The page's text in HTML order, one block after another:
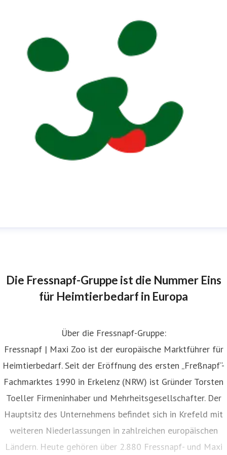
vorgesehen. presse@fressnapf.com
Die Fressnapf-Gruppe ist die Nummer Eins
für Heimtierbedarf in Europa
Über die Fressnapf-Gruppe:
Fressnapf | Maxi Zoo ist der europäische Marktführer für
Heimtierbedarf. Seit der Eröffnung des ersten „Freßnapf“-
Fachmarktes 1990 in Erkelenz (NRW) ist Gründer Torsten
Toeller Firmeninhaber und Mehrheitsgesellschafter. Der
Hauptsitz des Unternehmens befindet sich in Krefeld mit
weiteren Niederlassungen in zahlreichen europäischen
Ländern. Heute gehören über 2.880 Fressnapf- und Maxi